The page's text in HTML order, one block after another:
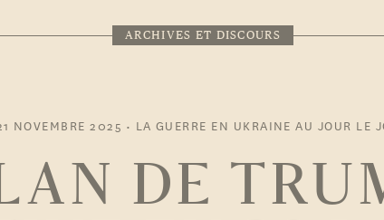
ARCHIVES ET DISCOURS
NOVEMBRE 2025 • LA GUERRE EN UKRAINE AU JOUR LE
DE